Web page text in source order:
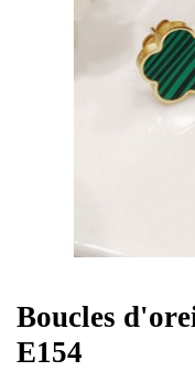
Boucles
E154